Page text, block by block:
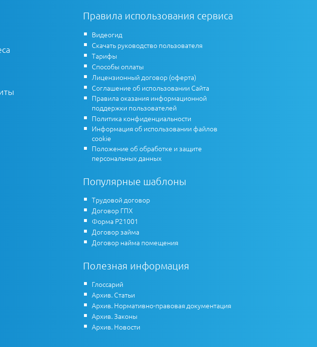
Правила использования сервиса
Видеогид
Скачать руководство пользователя
Тарифы
Способы оплаты
Лицензионный договор (оферта)
Соглашение об использовании Сайта
Правила оказания информационной
поддержки пользователей
Политика конфиденциальности
Информация об использовании файлов
cookie
Положение об обработке и защите
персональных данных
Популярные шаблоны
Трудовой договор
Договор ГПХ
Форма Р21001
Договор займа
Договор найма помещения
Полезная информация
Глоссарий
Архив. Статьи
Архив. Нормативно-правовая документация
Архив. Законы
Архив. Новости